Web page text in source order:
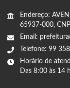
Endereço:
65937-000,
Email:
Telefone: 99
Horário de
Das 8:00 às 14